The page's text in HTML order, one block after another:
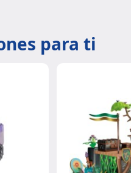
para ti